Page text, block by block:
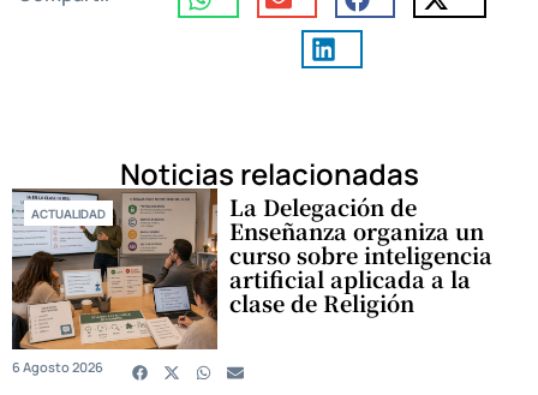
Noticias relacionadas
ACTUALIDAD La Delegación de
Enseñanza organiza un
curso sobre inteligencia
artificial aplicada a la
clase de Religión
6 Agosto 2026